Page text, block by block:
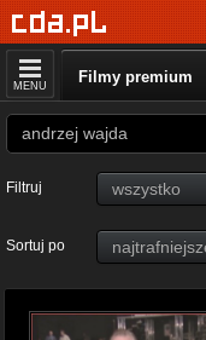
MENU Filmy premium
Filtruj
Sortuj po